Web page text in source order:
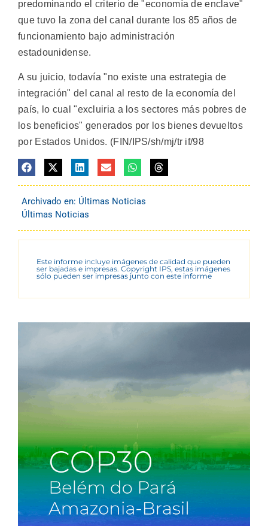
predominando el criterio de "economía de enclave"
que tuvo la zona del canal durante los 85 años de
funcionamiento bajo administración
estadounidense.
A su juicio, todavía "no existe una estrategia de
integración" del canal al resto de la economía del
país, lo cual "excluiria a los sectores más pobres de
los beneficios" generados por los bienes devueltos
por Estados Unidos. (FIN/IPS/sh/mj/tr if/98
Archivado en: Últimas Noticias
Últimas Noticias
Este informe incluye imágenes de calidad que pueden
ser bajadas e impresas. Copyright IPS, estas imágenes
sólo pueden ser impresas junto con este informe